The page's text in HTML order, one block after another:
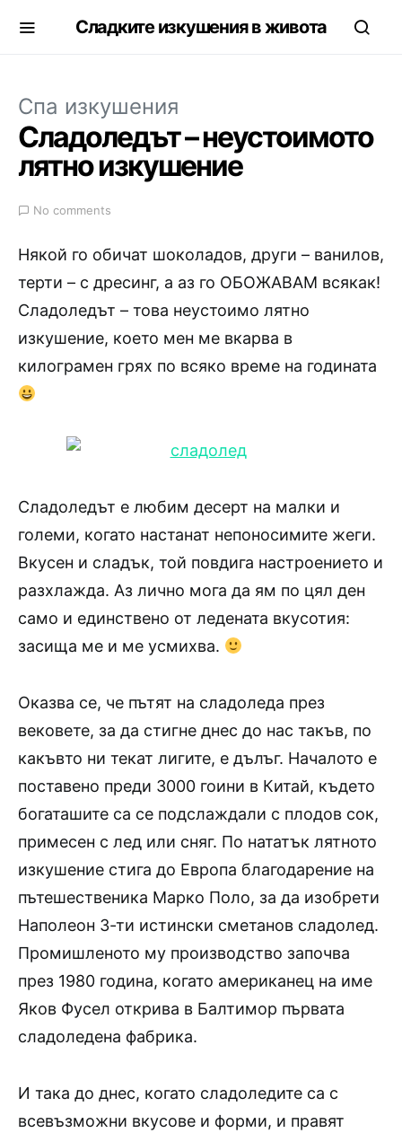
Сладките изкушения в живота
Спа изкушения
Сладоледът – неустоимото
лятно изкушение
No comments
Някой го обичат шоколадов, други – ванилов,
терти – с дресинг, а аз го ОБОЖАВАМ всякак!
Сладоледът – това неустоимо лятно
изкушение, което мен ме вкарва в
килограмен грях по всяко време на годината
Сладоледът е любим десерт на малки и
големи, когато настанат непоносимите жеги.
Вкусен и сладък, той повдига настроението и
разхлажда. Аз лично мога да ям по цял ден
само и единствено от ледената вкусотия:
засища ме и ме усмихва.
Оказва се, че пътят на сладоледа през
вековете, за да стигне днес до нас такъв, по
какъвто ни текат лигите, е дълъг. Началото е
поставено преди 3000 гоини в Китай, където
богаташите са се подслаждали с плодов сок,
примесен с лед или сняг. По нататък лятното
изкушение стига до Европа благодарение на
пътешественика Марко Поло, за да изобрети
Наполеон 3-ти истински сметанов сладолед.
Промишленото му производство започва
през 1980 година, когато американец на име
Яков Фусел открива в Балтимор първата
сладоледена фабрика.
И така до днес, когато сладоледите са с
всевъзможни вкусове и форми, и правят